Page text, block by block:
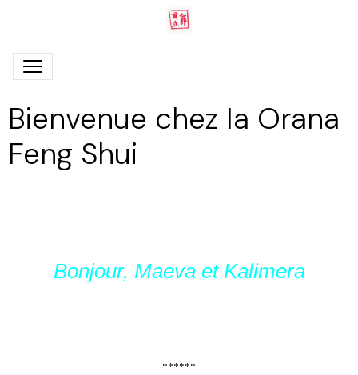
Bienvenue chez Ia Orana
Feng Shui
Bonjour, Maeva et Kalimera
******